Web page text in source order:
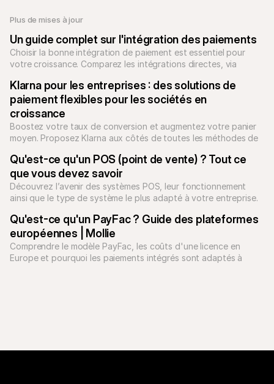
Plus de mises à jour
Un guide complet sur l'intégration des paiements
Choisir la bonne intégration de paiement est essentiel pour
votre croissance. Comparez les intégrations directes, via
votre dette technique.
Klarna pour les entreprises : des solutions de
paiement flexibles pour les sociétés en
croissance
Boostez votre taux de conversion et augmentez votre panier
moyen. Proposez Klarna aux côtés de toutes les méthodes de
aujourd'hui.
Qu'est-ce qu'un POS (point de vente) ? Tout ce
que vous devez savoir
Découvrez l’avenir des systèmes POS, leur fonctionnement
ainsi que le type de système le plus adapté à votre entreprise.
Qu'est-ce qu'un PayFac ? Guide des plateformes
européennes | Mollie
Comprendre le modèle PayFac, les coûts d'une licence en
Europe et pourquoi les paiements intégrés sont adaptés à